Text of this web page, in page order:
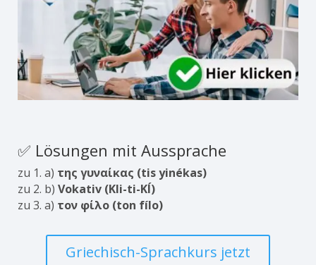
✅ Lösungen mit Aussprache
zu 1. a) της γυναίκας (tis yinékas)
zu 2. b) Vokativ (Kli-ti-KÍ)
zu 3. a) τον φίλο (ton fílo)
Griechisch-Sprachkurs jetzt